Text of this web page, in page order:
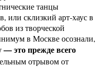
танцы
или склизкий арт-хаус в
из творческой
в Москве осознали,
— это прежде всего
отрывом от